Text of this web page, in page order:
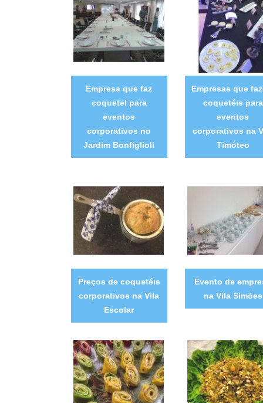
Empresa que faz
coquetel para
eventos
corporativos no
Jardim Bonfiglioli
Empresas que
coquetéis para
eventos
corporativos na
Timóteo
Preços de coquetéis
corporativos na Vila
Escolar
Evento de
na Vila Simões